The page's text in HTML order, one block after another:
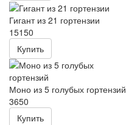
Гигант из 21 гортензии
15150
Купить
Моно из 5 голубых гортензий
3650
Купить